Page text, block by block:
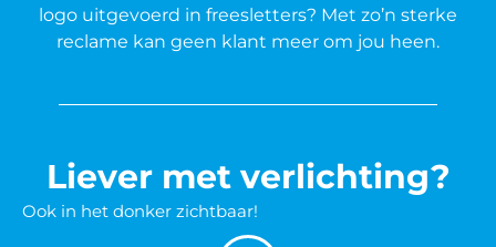
logo uitgevoerd in freesletters? Met zo’n sterke
reclame kan geen klant meer om jou heen.
Liever met verlichting?
Ook in het donker zichtbaar!